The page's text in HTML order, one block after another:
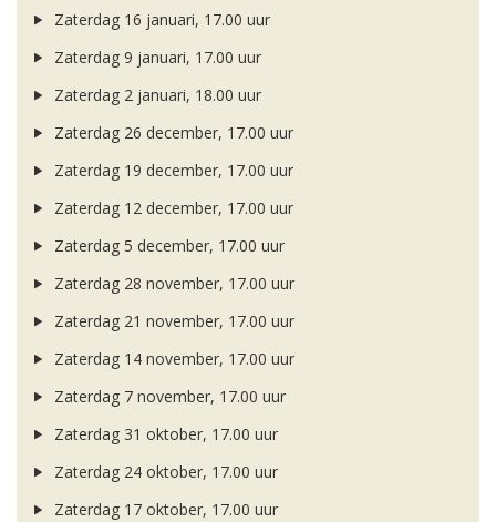
Zaterdag 16 januari, 17.00 uur
Zaterdag 9 januari, 17.00 uur
Zaterdag 2 januari, 18.00 uur
Zaterdag 26 december, 17.00 uur
Zaterdag 19 december, 17.00 uur
Zaterdag 12 december, 17.00 uur
Zaterdag 5 december, 17.00 uur
Zaterdag 28 november, 17.00 uur
Zaterdag 21 november, 17.00 uur
Zaterdag 14 november, 17.00 uur
Zaterdag 7 november, 17.00 uur
Zaterdag 31 oktober, 17.00 uur
Zaterdag 24 oktober, 17.00 uur
Zaterdag 17 oktober, 17.00 uur